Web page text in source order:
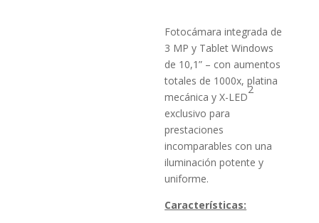
Fotocámara integrada de
3 MP y Tablet Windows
de 10,1” – con aumentos
totales de 1000x, platina
mecánica y X-LED
2
exclusivo para
prestaciones
incomparables con una
iluminación potente y
uniforme.
Características: